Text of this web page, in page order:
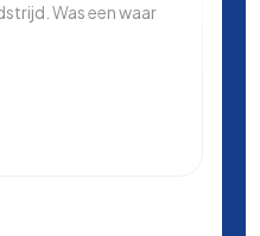
Was een waar